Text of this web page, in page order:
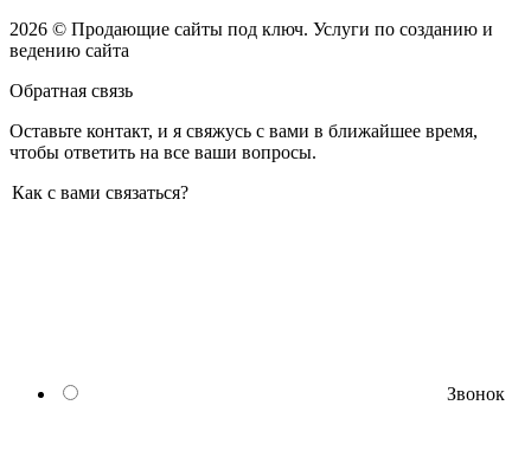
2026 © Продающие сайты под ключ. Услуги по созданию и
ведению сайта
Обратная связь
Оставьте контакт, и я свяжусь с вами в ближайшее время,
чтобы ответить на все ваши вопросы.
Как с вами связаться?
Звонок